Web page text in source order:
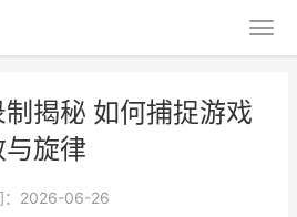
揭秘 如何捕捉游戏
旋律
：2026-06-26